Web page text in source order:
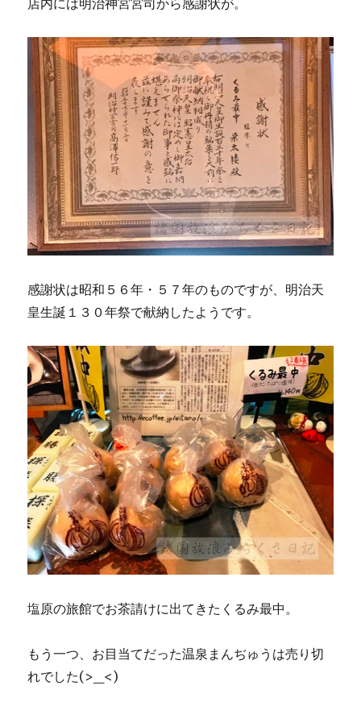
店内には明治神宮宮司から感謝状が。
感謝状は昭和５６年・５７年のものですが、明治天
皇生誕１３０年祭で献納したようです。
塩原の旅館でお茶請けに出てきたくるみ最中。
もう一つ、お目当てだった温泉まんぢゅうは売り切
れでした(>_<)